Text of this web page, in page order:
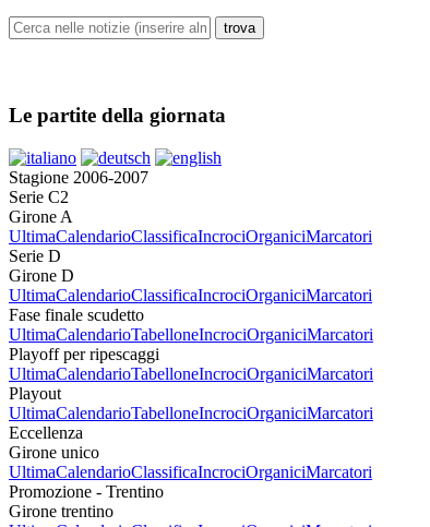
Le partite della giornata
Stagione 2006-2007
Serie C2
Girone A
UltimaCalendarioClassificaIncrociOrganiciMarcatori
Serie D
Girone D
UltimaCalendarioClassificaIncrociOrganiciMarcatori
Fase finale scudetto
UltimaCalendarioTabelloneIncrociOrganiciMarcatori
Playoff per ripescaggi
UltimaCalendarioTabelloneIncrociOrganiciMarcatori
Playout
UltimaCalendarioTabelloneIncrociOrganiciMarcatori
Eccellenza
Girone unico
UltimaCalendarioClassificaIncrociOrganiciMarcatori
Promozione - Trentino
Girone trentino